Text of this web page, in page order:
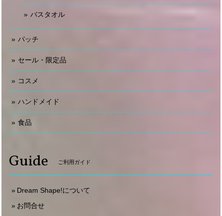
バスタオル
パッチ
セール・限定品
コスメ
ハンドメイド
食品
Guide ご利用ガイド
Dream Shape!について
お問合せ